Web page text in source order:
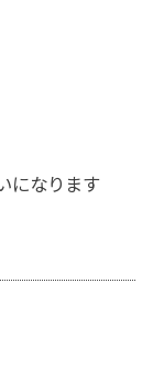
になります